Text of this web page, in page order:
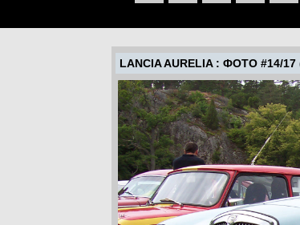
LANCIA AURELIA: ФОТО #14/17